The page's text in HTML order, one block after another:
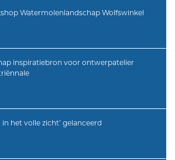
Watermolenlandschap Wolfswinkel
inspiratiebron voor ontwerpatelier
in het volle zicht’ gelanceerd